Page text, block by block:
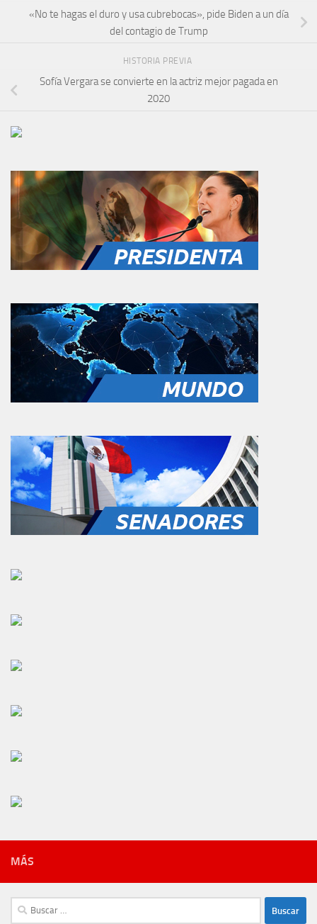
«No te hagas el duro y usa cubrebocas», pide Biden a un día
del contagio de Trump
HISTORIA PREVIA
Sofía Vergara se convierte en la actriz mejor pagada en
2020
MÁS
Buscar: